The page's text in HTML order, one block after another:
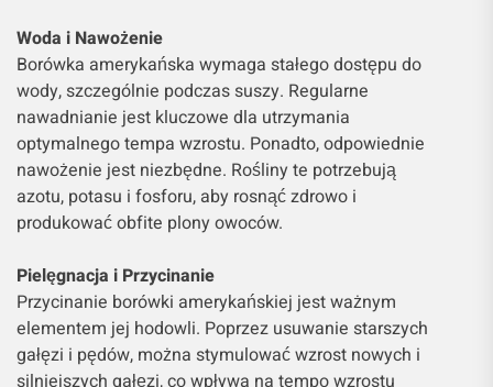
Woda i Nawożenie
Borówka amerykańska wymaga stałego dostępu do
wody, szczególnie podczas suszy. Regularne
nawadnianie jest kluczowe dla utrzymania
optymalnego tempa wzrostu. Ponadto, odpowiednie
nawożenie jest niezbędne. Rośliny te potrzebują
azotu, potasu i fosforu, aby rosnąć zdrowo i
produkować obfite plony owoców.
Pielęgnacja i Przycinanie
Przycinanie borówki amerykańskiej jest ważnym
elementem jej hodowli. Poprzez usuwanie starszych
gałęzi i pędów, można stymulować wzrost nowych i
silniejszych gałęzi, co wpływa na tempo wzrostu